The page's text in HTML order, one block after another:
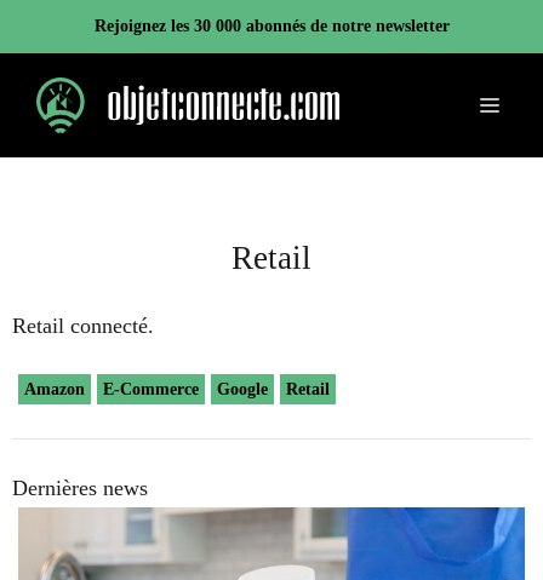
contenu
Rejoignez les 30 000 abonnés de notre newsletter
Menu
Retail
Retail connecté.
Amazon E-Commerce Google Retail
Dernières news